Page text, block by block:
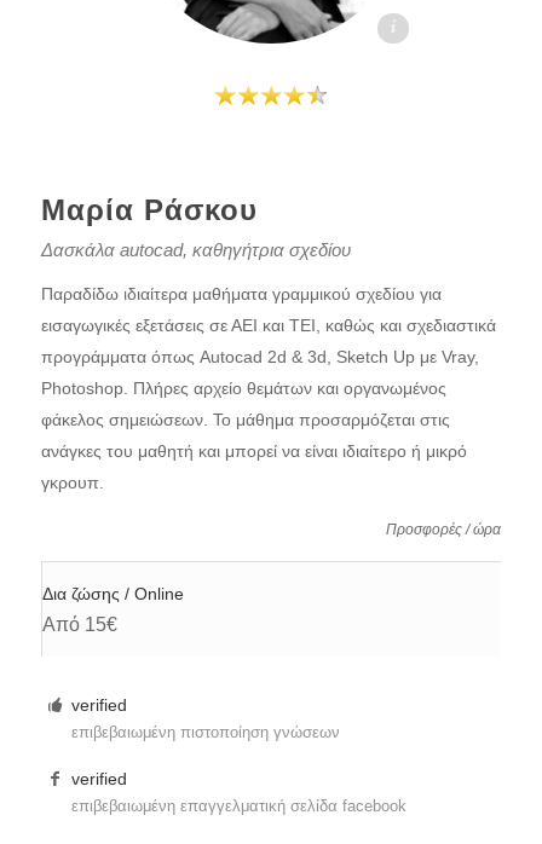
Μαρία Ράσκου - daskaloi.gr
Μαρία Ράσκου
Δασκάλα autocad, καθηγήτρια σχεδίου
Παραδίδω ιδιαίτερα μαθήματα γραμμικού σχεδίου για
εισαγωγικές εξετάσεις σε ΑΕΙ και ΤΕΙ, καθώς και σχεδιαστικά
προγράμματα όπως Autocad 2d & 3d, Sketch Up με Vray,
Photoshop. Πλήρες αρχείο θεμάτων και οργανωμένος
φάκελος σημειώσεων. Το μάθημα προσαρμόζεται στις
ανάγκες του μαθητή και μπορεί να είναι ιδιαίτερο ή μικρό
γκρουπ.
Προσφορές / ώρα
Δια ζώσης / Online
Από 15€
verified
επιβεβαιωμένη πιστοποίηση γνώσεων
verified
επιβεβαιωμένη επαγγελματική σελίδα facebook